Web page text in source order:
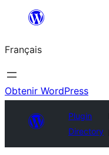
contenu
Français
Obtenir WordPress
Plugin
Directory